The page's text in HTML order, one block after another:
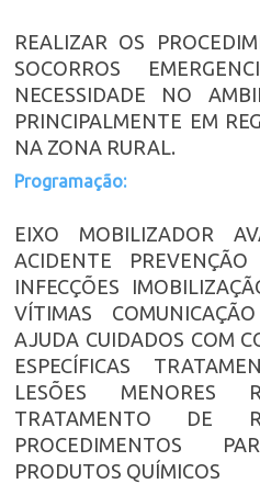
REALIZAR OS
SOCORROS
NECESSIDADE NO
PRINCIPALMENTE EM
NA ZONA RURAL.
Programação:
EIXO MOBILIZADOR
ACIDENTE
INFECÇÕES
VÍTIMAS
AJUDA CUIDADOS COM
ESPECÍFICAS
LESÕES MENORES
TRATAMENTO DE
PROCEDIMENTOS
PRODUTOS QUÍMICOS